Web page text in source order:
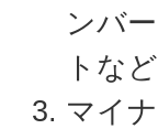
ンバ
トなど
マイ